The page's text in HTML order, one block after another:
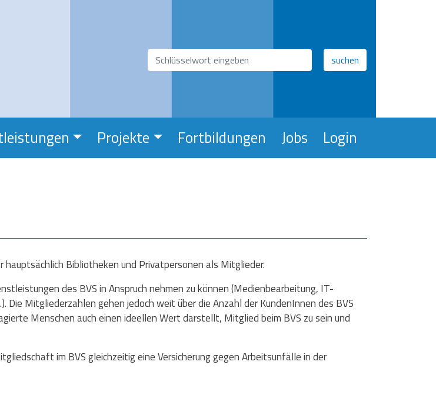
Suchfeld
Suchfeld suchen
Projekte Fortbildungen Jobs Login
Bibliotheken und Privatpersonen als Mitglieder.
des BVS in Anspruch nehmen zu können (Medienbearbeitung, IT-
Mitgliederzahlen gehen jedoch weit über die Anzahl der KundenInnen des BVS
Menschen auch einen ideellen Wert darstellt, Mitglied beim BVS zu sein und
im BVS gleichzeitig eine Versicherung gegen Arbeitsunfälle in der